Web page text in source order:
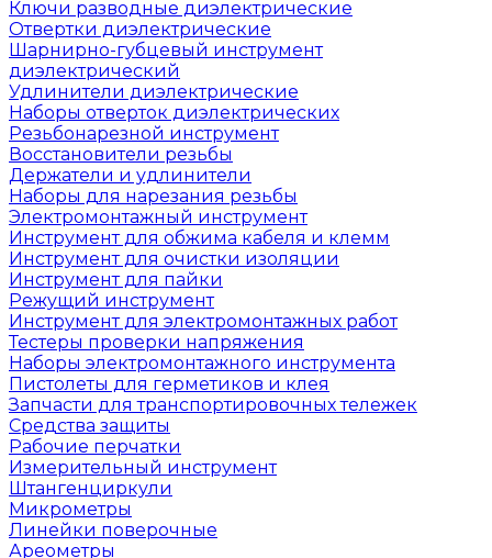
Ключи разводные диэлектрические
Отвертки диэлектрические
Шарнирно-губцевый инструмент
диэлектрический
Удлинители диэлектрические
Наборы отверток диэлектрических
Резьбонарезной инструмент
Восстановители резьбы
Держатели и удлинители
Наборы для нарезания резьбы
Электромонтажный инструмент
Инструмент для обжима кабеля и клемм
Инструмент для очистки изоляции
Инструмент для пайки
Режущий инструмент
Инструмент для электромонтажных работ
Тестеры проверки напряжения
Наборы электромонтажного инструмента
Пистолеты для герметиков и клея
Запчасти для транспортировочных тележек
Средства защиты
Рабочие перчатки
Измерительный инструмент
Штангенциркули
Микрометры
Линейки поверочные
Ареометры